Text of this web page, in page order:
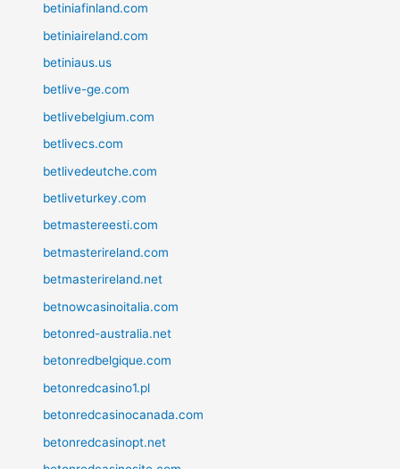
betiniafinland.com
betiniaireland.com
betiniaus.us
betlive-ge.com
betlivebelgium.com
betlivecs.com
betlivedeutche.com
betliveturkey.com
betmastereesti.com
betmasterireland.com
betmasterireland.net
betnowcasinoitalia.com
betonred-australia.net
betonredbelgique.com
betonredcasino1.pl
betonredcasinocanada.com
betonredcasinopt.net